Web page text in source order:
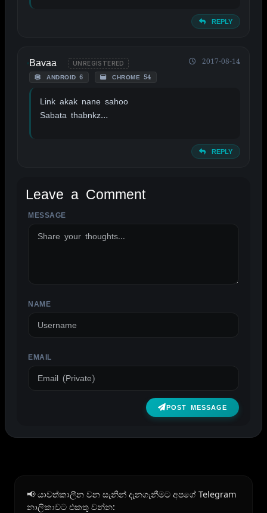
REPLY
Bavaa UNREGISTERED
ANDROID 6 CHROME 54
2017-08-14
Link akak nane sahoo
Sabata thabnkz…
REPLY
Leave a Comment
MESSAGE
NAME
EMAIL
POST MESSAGE
ALTERNATIVE:
📢 යාවත්කාලීන වන සැනින් දැනගැනීමට අපගේ Telegram
නාලිකාවට එකතු වන්න: